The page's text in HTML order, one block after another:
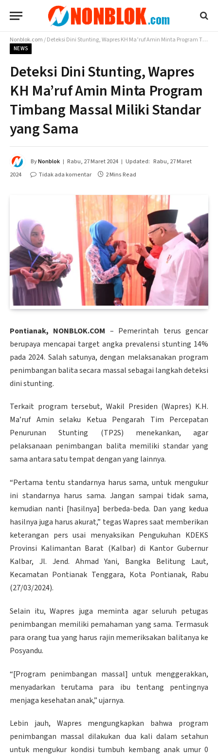
Nonblok.com/Deteksi Dini Stunting, Wapres KH Ma’ruf Amin Minta Program Timbang Massal Miliki Standar yang Sama
NEWS
Deteksi Dini Stunting, Wapres
KH Ma’ruf Amin Minta Program
Timbang Massal Miliki Standar
yang Sama
ByNonblok Rabu, 27 Maret 2024 Updated: Rabu, 27 Maret
2024
Tidak ada komentar 2 Mins Read
Pontianak, NONBLOK.COM – Pemerintah terus gencar
berupaya mencapai target angka prevalensi stunting 14%
pada 2024. Salah satunya, dengan melaksanakan program
penimbangan balita secara massal sebagai langkah deteksi
dini stunting.
Terkait program tersebut, Wakil Presiden (Wapres) K.H.
Ma’ruf Amin selaku Ketua Pengarah Tim Percepatan
Penurunan Stunting (TP2S) menekankan, agar
pelaksanaan penimbangan balita memiliki standar yang
sama antara satu tempat dengan yang lainnya.
“Pertama tentu standarnya harus sama, untuk mengukur
ini standarnya harus sama. Jangan sampai tidak sama,
kemudian nanti [hasilnya] berbeda-beda. Dan yang kedua
hasilnya juga harus akurat,” tegas Wapres saat memberikan
keterangan pers usai menyaksikan Pengukuhan KDEKS
Provinsi Kalimantan Barat (Kalbar) di Kantor Gubernur
Kalbar, Jl. Jend. Ahmad Yani, Bangka Belitung Laut,
Kecamatan Pontianak Tenggara, Kota Pontianak, Rabu
(27/03/2024).
Selain itu, Wapres juga meminta agar seluruh petugas
penimbangan memiliki pemahaman yang sama. Termasuk
para orang tua yang harus rajin memeriksakan balitanya ke
Posyandu.
“[Program penimbangan massal] untuk menggerakkan,
menyadarkan terutama para ibu tentang pentingnya
menjaga kesehatan anak,” ujarnya.
Lebin jauh, Wapres mengungkapkan bahwa program
penimbangan massal dilakukan dua kali dalam setahun
untuk mengukur kondisi tumbuh kembang anak umur 0